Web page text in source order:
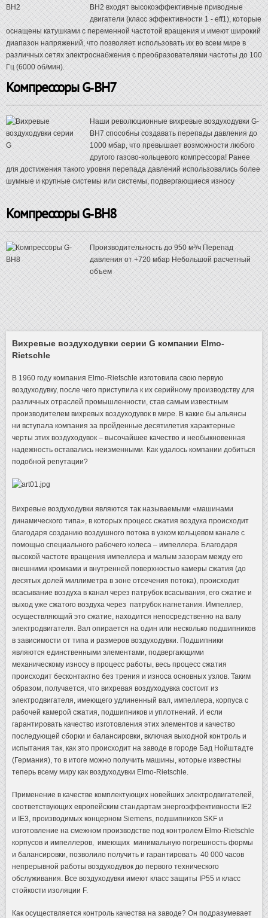
BH2 входят высокоэффективные приводные
двигатели (класс эффективности 1 - eff1), которые
оснащены катушками с переменной частотой вращения и имеют широкий
диапазон напряжений, что позволяет использовать их во всем мире в
различных сетях электроснабжения с преобразователями частоты до 100
Гц (6000 об/мин).
Компрессоры G-BH7
Наши революционные вихревые воздуходувки G-
BH7 способны создавать перепады давления до
1000 мбар, что превышает возможности любого
другого газово-кольцевого компрессора! Ранее
для достижения такого уровня перепада давлений использовались более
шумные и крупные системы или системы, подвергающиеся износу
Компрессоры G-BH8
Производительность до 950 м³/ч Перепад
давления от +720 мбар Небольшой расчетный
объем
Вихревые воздуходувки серии G компании Elmo-
Rietschle
В 1960 году компания Elmo-Rietschle изготовила свою первую
воздуходувку, после чего приступила к их серийному производству для
различных отраслей промышленности, став самым известным
производителем вихревых воздуходувок в мире. В какие бы альянсы
ни вступала компания за пройденные десятилетия характерные
черты этих воздуходувок – высочайшее качество и необыкновенная
надежность оставались неизменными. Как удалось компании добиться
подобной репутации?
Вихревые воздуходувки являются так называемыми «машинами
динамического типа», в которых процесс сжатия воздуха происходит
благодаря созданию воздушного потока в узком кольцевом канале с
помощью специального рабочего колеса – импеллера. Благодаря
высокой частоте вращения импеллера и малым зазорам между его
внешними кромками и внутренней поверхностью камеры сжатия (до
десятых долей миллиметра в зоне отсечения потока), происходит
всасывание воздуха в канал через патрубок всасывания, его сжатие и
выход уже сжатого воздуха через патрубок нагнетания. Импеллер,
осуществляющий это сжатие, находится непосредственно на валу
электродвигателя. Вал опирается на один или несколько подшипников
в зависимости от типа и размеров воздуходувки. Подшипники
являются единственными элементами, подвергающими
механическому износу в процесс работы, весь процесс сжатия
происходит бесконтактно без трения и износа основных узлов. Таким
образом, получается, что вихревая воздуходувка состоит из
электродвигателя, имеющего удлиненный вал, импеллера, корпуса с
рабочей камерой сжатия, подшипников и уплотнений. И если
гарантировать качество изготовления этих элементов и качество
последующей сборки и балансировки, включая выходной контроль и
испытания так, как это происходит на заводе в городе Бад Нойштадте
(Германия), то в итоге можно получить машины, которые известны
теперь всему миру как воздуходувки Elmo-Rietschle.
Применение в качестве комплектующих новейших электродвигателей,
соответствующих европейским стандартам энергоэффективности IE2
и IE3, производимых концерном Siemens, подшипников SKF и
изготовление на смежном производстве под контролем Elmo-Rietschle
корпусов и импеллеров, имеющих минимальную погрешность формы
и балансировки, позволило получить и гарантировать 40 000 часов
непрерывной работы воздуходувок до первого технического
обслуживания. Все воздуходувки имеют класс защиты IP55 и класс
стойкости изоляции F.
Как осуществляется контроль качества на заводе? Он подразумевает